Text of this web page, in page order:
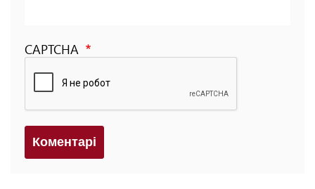
CAPTCHA
Коментарi